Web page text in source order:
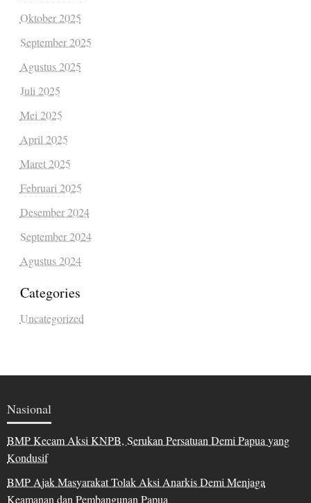
Oktober 2025
September 2025
Agustus 2025
Juli 2025
Mei 2025
April 2025
Maret 2025
Februari 2025
Desember 2024
September 2024
Agustus 2024
Categories
Uncategorized
Nasional
BMP Kecam Aksi KNPB, Serukan Persatuan Demi Papua yang
Kondusif
BMP Ajak Masyarakat Tolak Aksi Anarkis Demi Menjaga
Keamanan dan Pembangunan Papua